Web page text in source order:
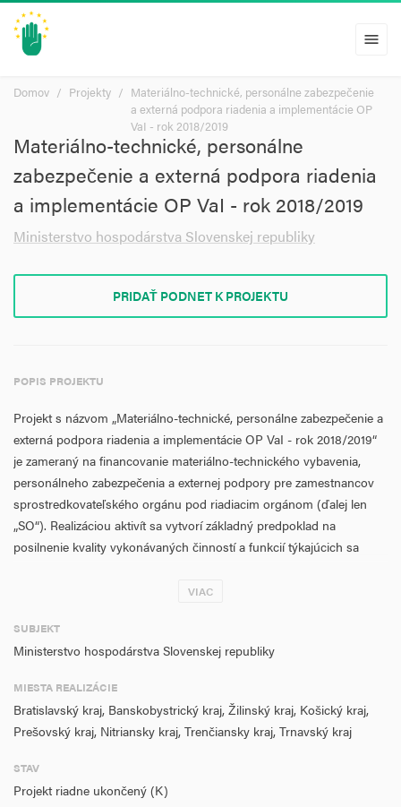
menu
Domov Projekty
Materiálno-technické, personálne zabezpečenie
a externá podpora riadenia a implementácie OP
VaI - rok 2018/2019
Materiálno-technické, personálne
zabezpečenie a externá podpora riadenia
a implementácie OP VaI - rok 2018/2019
Ministerstvo hospodárstva Slovenskej republiky
PRIDAŤ PODNET K PROJEKTU
POPIS PROJEKTU
Projekt s názvom „Materiálno-technické, personálne zabezpečenie a
externá podpora riadenia a implementácie OP VaI - rok 2018/2019“
je zameraný na financovanie materiálno-technického vybavenia,
personálneho zabezpečenia a externej podpory pre zamestnancov
sprostredkovateľského orgánu pod riadiacim orgánom (ďalej len
„SO“). Realizáciou aktivít sa vytvorí základný predpoklad na
posilnenie kvality vykonávaných činností a funkcií týkajúcich sa
kontroly a auditu spolu s činnosťami na posilnenie
podmienok. Dĺžka realizácie aktivít projektu je 12 mesiacov.
Výsledkom projektu je vytvorenie vhodných pracovných podmienok
to zabezpečením adekvátneho materiálno-technického vybavenia a
zabezpečenie externej odbornej a právnej podpory pre potreby
zamestnancov SO.
Aktivity budú realizované v prospech celého územia SR. V rámci
projektu budú realizované 4 aktivity, pričom sa predpokladá
VIAC
SUBJEKT
Ministerstvo hospodárstva Slovenskej republiky
MIESTA REALIZÁCIE
Bratislavský kraj, Banskobystrický kraj, Žilinský kraj, Košický kraj,
Prešovský kraj, Nitriansky kraj, Trenčiansky kraj, Trnavský kraj
STAV
Projekt riadne ukončený (K)